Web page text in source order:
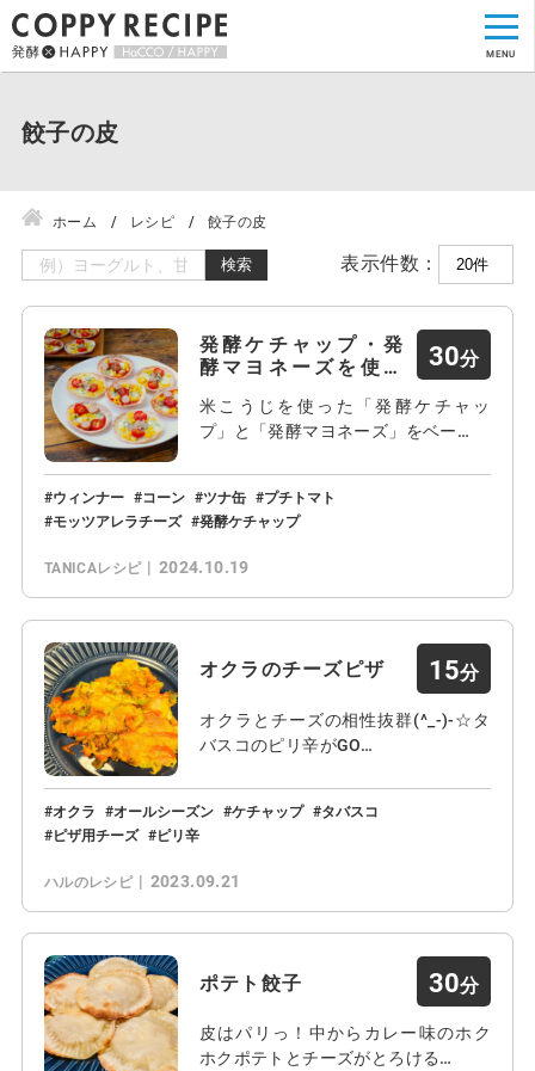
餃子の皮
ホーム レシピ 餃子の皮
検索 表示件数：
発酵ケチャップ・発
酵マヨネーズを使っ
30
米こうじを使った「発酵ケチャッ
プ」と「発酵マヨネーズ」をベー…
ウィンナー コーン ツナ缶
プチトマト
モッツアレラチーズ
発酵ケチャップ
TANICAレシピ 2024.10.19
オクラのチーズピザ 15
オクラとチーズの相性抜群(^_-)-☆タ
バスコのピリ辛がGO…
オクラ オールシーズン ケチャップ
タバスコ
ピザ用チーズ
ピリ辛
ハルのレシピ 2023.09.21
ポテト餃子 30
皮はパリっ！中からカレー味のホク
ホクポテトとチーズがとろける…